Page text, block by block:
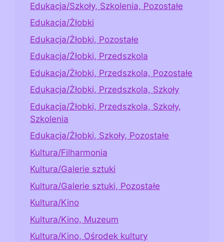
Edukacja/Szkoły, Szkolenia, Pozostałe
Edukacja/Żłobki
Edukacja/Żłobki, Pozostałe
Edukacja/Żłobki, Przedszkola
Edukacja/Żłobki, Przedszkola, Pozostałe
Edukacja/Żłobki, Przedszkola, Szkoły
Edukacja/Żłobki, Przedszkola, Szkoły,
Szkolenia
Edukacja/Żłobki, Szkoły, Pozostałe
Kultura/Filharmonia
Kultura/Galerie sztuki
Kultura/Galerie sztuki, Pozostałe
Kultura/Kino
Kultura/Kino, Muzeum
Kultura/Kino, Ośrodek kultury